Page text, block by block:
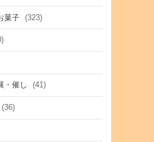
菓子 (323)
・催し (41)
(36)